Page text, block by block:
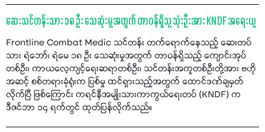
ဆေးသင်တန်းသား ၁၈ ဦး သေဆုံးမှုအတွက် တာဝန်ရှိသူ သုံးဦးအား KNDF အရေးယူ
Frontline Combat Medic သင်တန်း တက်ရောက်နေသည့် ဆေးတပ်
သား ရဲဘော်၊ ရဲမေ ၁၈ ဦး သေဆုံးမှုအတွက် တာဝန်ရှိသည့် ကျောင်းအုပ်
တစ်ဦး၊ ကာယလေ့ကျင့်ရေးဆရာတစ်ဦး၊ သင်တန်းအကူတစ်ဦးတို့အား ဗဟို
အဆင့် စစ်တရားခုံရုံးက ပြစ်မှု ထင်ရှားသည့်အတွက် ထောင်ဒဏ်ချမှတ်
လိုက်ပြီ ဖြစ်ကြောင်း ကရင်နီအမျိုးသားကာကွယ်ရေးတပ် (KNDF) က
ဒီဇင်ဘာ ၁၄ ရက်တွင် ထုတ်ပြန်လိုက်သည်။